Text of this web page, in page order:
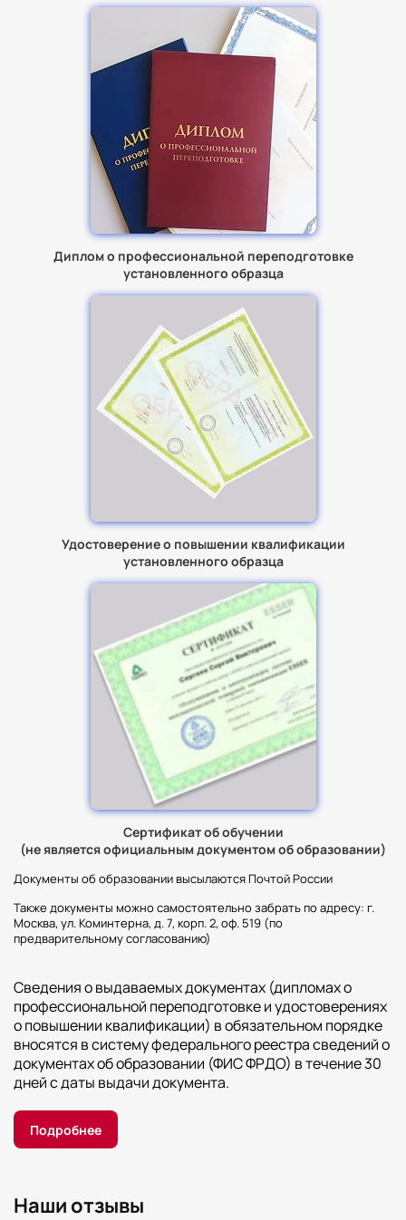
Диплом о профессиональной переподготовке
установленного образца
Удостоверение о повышении квалификации
установленного образца
Сертификат об обучении
(не является официальным документом об образовании)
Документы об образовании высылаются Почтой России
Также документы можно самостоятельно забрать по адресу: г.
Москва, ул. Коминтерна, д. 7, корп. 2, оф. 519 (по
предварительному согласованию)
Сведения о выдаваемых документах (дипломах о
профессиональной переподготовке и удостоверениях
о повышении квалификации) в обязательном порядке
вносятся в систему федерального реестра сведений о
документах об образовании (ФИС ФРДО) в течение 30
дней с даты выдачи документа.
Подробнее
Наши отзывы